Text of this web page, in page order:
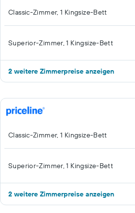
Classic-Zimmer, 1 Kingsize-Bett
Superior-Zimmer, 1 Kingsize-Bett
2 weitere Zimmerpreise anzeigen
Classic-Zimmer, 1 Kingsize-Bett
Superior-Zimmer, 1 Kingsize-Bett
2 weitere Zimmerpreise anzeigen